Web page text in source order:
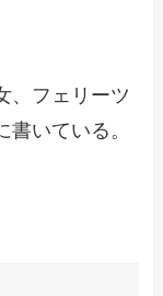
、フェリーツ
いている。